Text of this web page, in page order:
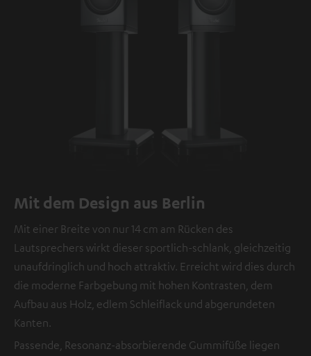
Mit dem Design aus Berlin
Mit einer Breite von nur 14 cm am Rücken des
Lautsprechers wirkt dieser sportlich-schlank, gleichzeitig
unaufdringlich und hoch attraktiv. Erreicht wird dies durch
die moderne Farbgebung mit hohen Kontrasten, dem
Aufbau aus Holz, edlem Schleiflack und abgerundeten
Kanten.
Passende, Resonanz-absorbierende Gummifüße liegen